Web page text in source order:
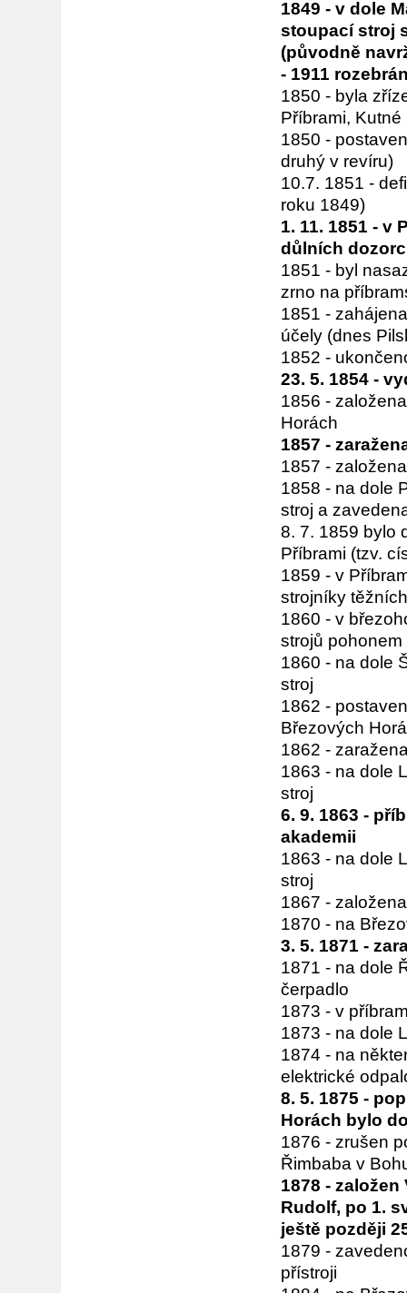
1849 - v dole
stoupací stroj
(původně
- 1911
1850 - byla
Příbrami,
1850 -
druhý v revíru)
10.7. 1851 -
roku 1849)
1. 11. 1851 - v
důlních
1851 - byl
zrno na
1851 -
účely (dnes
1852 -
23. 5. 1854 -
1856 -
Horách
1857 -
1857 -
1858 - na dole
stroj a
8. 7. 1859 bylo
Příbrami (tzv.
1859 - v
strojníky
1860 - v
strojů pohonem
1860 - na dole
stroj
1862 -
Březových
1862 -
1863 - na dole
stroj
6. 9. 1863 -
akademii
1863 - na dole
stroj
1867 -
1870 - na
3. 5. 1871 -
1871 - na dole
čerpadlo
1873 - v
1873 - na dole
1874 - na
elektrické
8. 5. 1875 -
Horách bylo
1876 - zrušen
Řimbaba v
1878 -
Rudolf, po 1.
ještě později
1879 -
přístroji